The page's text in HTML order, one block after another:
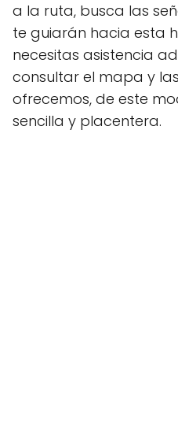
a la ruta, busca las
te guiarán hacia esta
necesitas asistencia
consultar el mapa y
ofrecemos, de este
sencilla y placentera.